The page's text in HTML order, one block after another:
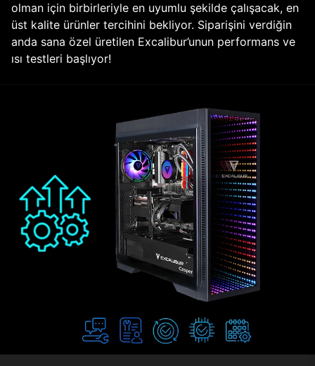
olman için birbirleriyle en uyumlu şekilde çalışacak, en
üst kalite ürünler tercihini bekliyor. Siparişini verdiğin
anda sana özel üretilen Excalibur’unun performans ve
ısı testleri başlıyor!